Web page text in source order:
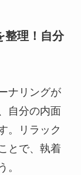
整理！自分
ナリングが
自分の内面
。リラック
とで、執着
。